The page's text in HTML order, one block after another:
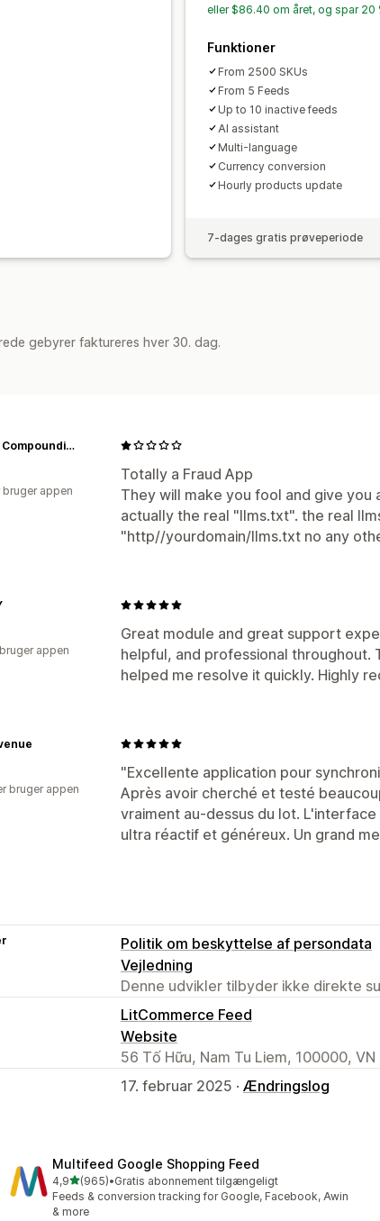
eller $86.40 om året, og spar 20
Funktioner
From 2500 SKUs
From 5 Feeds
Up to 10 inactive feeds
AI assistant
Multi-language
Currency conversion
Hourly products update
7-dages gratis prøveperiode
gebyrer faktureres hver 30. dag.
Totally a Fraud App
They will make you fool and give you
actually the real "llms.txt". the real
"http//yourdomain/llms.txt no any
Cosmetics Compounding
appen
Great module and great support
helpful, and professional throughout.
helped me resolve it quickly. Highly
appen
"Excellente application pour
Après avoir cherché et testé
vraiment au-dessus du lot.
ultra réactif et généreux. Un grand
bruger appen
Politik om beskyttelse af persondata
Vejledning
Denne udvikler tilbyder ikke direkte
LitCommerce Feed
Website
56 Tố Hữu, Nam Tu Liem, 100000, VN
17. februar 2025 · Ændringslog
Multifeed Google Shopping Feed
4,9ud af 5 stjerner
(965)
965 anmeldelser i alt
•Gratis abonnement tilgængeligt
Feeds & conversion tracking for Google, Facebook, Awin
& more